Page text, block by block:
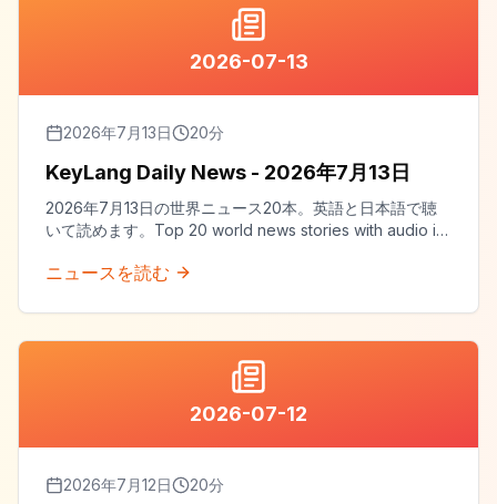
2026-07-13
2026年7月13日 20分
KeyLang Daily News - 2026年7月13日
2026年7月13日の世界ニュース20本。英語と日本語で聴
いて読めます。Top 20 world news stories with audio in
ニュースを読む
2026-07-12
2026年7月12日 20分